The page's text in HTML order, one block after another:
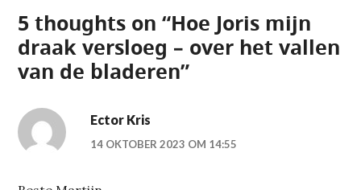
NIEUW
VENSTER
GEOPEND)
5 thoughts on “Hoe Joris mijn
draak versloeg – over het vallen
van de bladeren”
Ector Kris
14 OKTOBER 2023 OM 14:55